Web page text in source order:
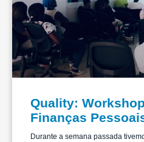
Quality:
Finanças
Durante a semana passada